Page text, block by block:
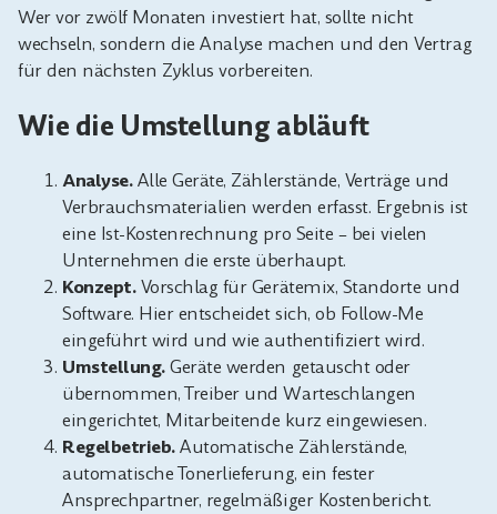
Wer vor zwölf Monaten investiert hat, sollte nicht
wechseln, sondern die Analyse machen und den Vertrag
für den nächsten Zyklus vorbereiten.
Wie die Umstellung abläuft
Analyse.Alle Geräte, Zählerstände, Verträge und
Verbrauchsmaterialien werden erfasst. Ergebnis ist
eine Ist-Kostenrechnung pro Seite – bei vielen
Unternehmen die erste überhaupt.
Konzept.Vorschlag für Gerätemix, Standorte und
Software. Hier entscheidet sich, ob Follow-Me
eingeführt wird und wie authentifiziert wird.
Umstellung.Geräte werden getauscht oder
übernommen, Treiber und Warteschlangen
eingerichtet, Mitarbeitende kurz eingewiesen.
Regelbetrieb.Automatische Zählerstände,
automatische Tonerlieferung, ein fester
Ansprechpartner, regelmäßiger Kostenbericht.